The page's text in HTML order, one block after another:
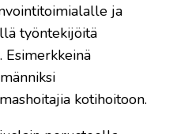
ja
työntekijöitä
Esimerkkeinä
kotihoitoon.